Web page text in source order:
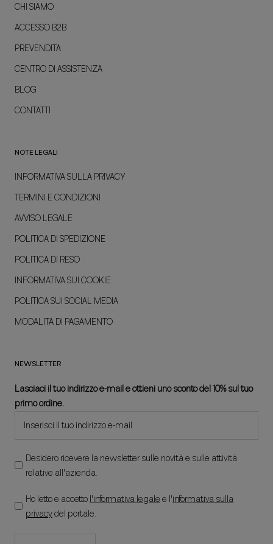
CHI SIAMO
ACCESSO B2B
PREVENDITA
CENTRO DI ASSISTENZA
BLOG
CONTATTI
NOTE LEGALI
INFORMATIVA SULLA PRIVACY
TERMINI E CONDIZIONI
AVVISO LEGALE
POLITICA DI SPEDIZIONE
POLITICA DI RESO
INFORMATIVA SUI COOKIE
POLITICA SUI SOCIAL MEDIA
MODALITÀ DI PAGAMENTO
NEWSLETTER
Lasciaci il tuo indirizzo e-mail e ottieni uno sconto del 10% sul tuo
primo ordine.
Desidero ricevere la newsletter sulle novità e sulle attività
relative all'azienda.
Ho letto e accettol'informativa legalee l'informativa sulla
privacydel portale.